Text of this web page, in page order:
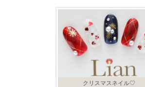
クリスマスネイル♡